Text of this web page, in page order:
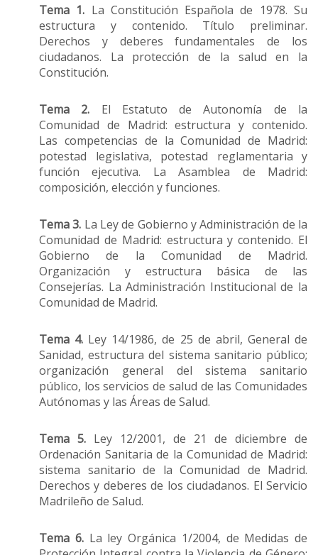
Tema 1. La Constitución Española de 1978. Su
estructura y contenido. Título preliminar.
Derechos y deberes fundamentales de los
ciudadanos. La protección de la salud en la
Constitución.
Tema 2. El Estatuto de Autonomía de la
Comunidad de Madrid: estructura y contenido.
Las competencias de la Comunidad de Madrid:
potestad legislativa, potestad reglamentaria y
función ejecutiva. La Asamblea de Madrid:
composición, elección y funciones.
Tema 3. La Ley de Gobierno y Administración de la
Comunidad de Madrid: estructura y contenido. El
Gobierno de la Comunidad de Madrid.
Organización y estructura básica de las
Consejerías. La Administración Institucional de la
Comunidad de Madrid.
Tema 4. Ley 14/1986, de 25 de abril, General de
Sanidad, estructura del sistema sanitario público;
organización general del sistema sanitario
público, los servicios de salud de las Comunidades
Autónomas y las Áreas de Salud.
Tema 5. Ley 12/2001, de 21 de diciembre de
Ordenación Sanitaria de la Comunidad de Madrid:
sistema sanitario de la Comunidad de Madrid.
Derechos y deberes de los ciudadanos. El Servicio
Madrileño de Salud.
Tema 6.La ley Orgánica 1/2004, de Medidas de